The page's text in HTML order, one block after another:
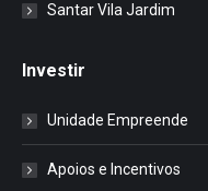
Santar Vila Jardim
Investir
Unidade Empreende
Apoios e Incentivos